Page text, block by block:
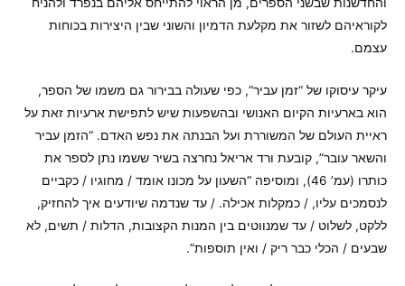
לקוראיהם לשזור את מקלעת הדמיון והשוני שבין היצירות בכוחות
עצמם.
עיקר עיסוקו של “זמן עביר”, כפי שעולה בבירור גם משמו של הספר,
הוא בארעיות הקיום האנושי ובהשפעות שיש לתפישת ארעיות זאת על
ראיית העולם של המשוררת ועל הבנתה את נפש האדם. “הזמן עביר
והשאר עובר”, קובעת ורד אריאל נחרצה בשיר ששמו נתן לספר את
כותרו (עמ’ 46), ומוסיפה “השעון על מכונו אומד / מחוגיו / כקביים
לנסמכים עליו, / כמקלות אכילה. / עד שנדמה שיודעים איך להחזיק,
ללקט, לשלוט / עד שמנווטים בין המנות הקצובות, הדלות / תשים, לא
שבעים / הכלי כבר ריק / ואין תוספות”.